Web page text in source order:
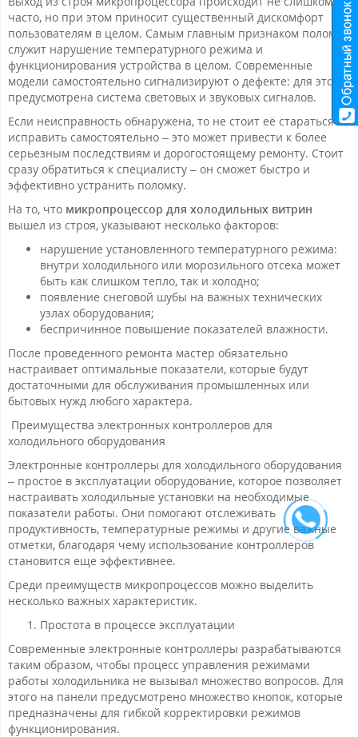
часто, но при этом приносит существенный дискомфорт
пользователям в целом. Самым главным признаком поломки
служит нарушение температурного режима и
функционирования устройства в целом. Современные
модели самостоятельно сигнализируют о дефекте: для этого
предусмотрена система световых и звуковых сигналов.
Если неисправность обнаружена, то не стоит её стараться
исправить самостоятельно – это может привести к более
серьезным последствиям и дорогостоящему ремонту. Стоит
сразу обратиться к специалисту – он сможет быстро и
эффективно устранить поломку.
На то, что микропроцессор для холодильных витрин
вышел из строя, указывают несколько факторов:
нарушение установленного температурного режима:
внутри холодильного или морозильного отсека может
быть как слишком тепло, так и холодно;
появление снеговой шубы на важных технических
узлах оборудования;
беспричинное повышение показателей влажности.
После проведенного ремонта мастер обязательно
настраивает оптимальные показатели, которые будут
достаточными для обслуживания промышленных или
бытовых нужд любого характера.
Преимущества электронных контроллеров для
холодильного оборудования
Электронные контроллеры для холодильного оборудования
– простое в эксплуатации оборудование, которое позволяет
настраивать холодильные установки на необходимые
показатели работы. Они помогают отслеживать
продуктивность, температурные режимы и другие важные
отметки, благодаря чему использование контроллеров
становится еще эффективнее.
Среди преимуществ микропроцессов можно выделить
несколько важных характеристик.
Простота в процессе эксплуатации
Современные электронные контроллеры разрабатываются
таким образом, чтобы процесс управления режимами
работы холодильника не вызывал множество вопросов. Для
этого на панели предусмотрено множество кнопок, которые
предназначены для гибкой корректировки режимов
функционирования.